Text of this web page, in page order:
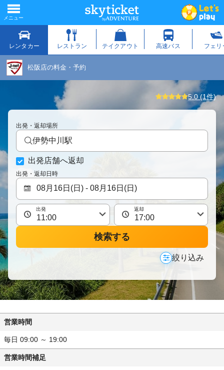
松阪店の料金・予約
5.0 (1件)
出発・返却場所
伊勢中川駅
出発店舗へ返却
出発・返却日時
出発 返却
検索する
絞り込み
営業時間
毎日 09:00 ～ 19:00
営業時間補足